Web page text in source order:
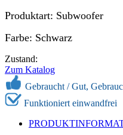
Produktart: Subwoofer
Farbe: Schwarz
Zustand:
Zum Katalog
Gebraucht /Gut,
Funktioniert einwandfrei